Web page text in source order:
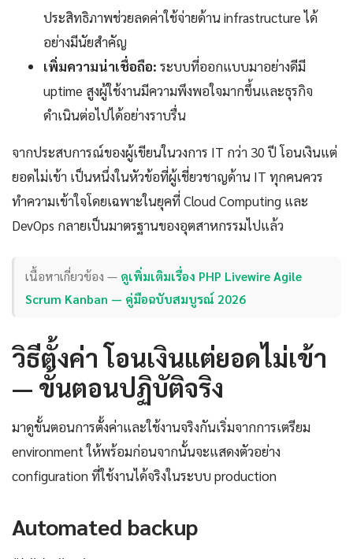
ประสิทธิภาพช่วยลดค่าใช้จ่ายด้าน infrastructure ได้
อย่างมีนัยสำคัญ
เพิ่มความน่าเชื่อถือ: ระบบที่ออกแบบมาอย่างดีมี
uptime สูงผู้ใช้งานมีความพึงพอใจมากขึ้นและธุรกิจ
ดำเนินต่อไปได้อย่างราบรื่น
จากประสบการณ์ของผู้เขียนในวงการ IT กว่า 30 ปี โอนเงินแต่
ยอดไม่เข้า เป็นหนึ่งในหัวข้อที่ผู้เชี่ยวชาญด้าน IT ทุกคนควร
ทำความเข้าใจโดยเฉพาะในยุคที่ Cloud Computing และ
DevOps กลายเป็นมาตรฐานของอุตสาหกรรมไปแล้ว
เนื้อหาเกี่ยวข้อง — ดูเพิ่มเติมเรื่อง PHP Livewire Agile
Scrum Kanban — คู่มือฉบับสมบูรณ์ 2026
วิธีตั้งค่า โอนเงินแต่ยอดไม่เข้า
— ขั้นตอนปฏิบัติจริง
มาดูขั้นตอนการตั้งค่าและใช้งานจริงกันเริ่มจากการเตรียม
environment ให้พร้อมก่อนจากนั้นจะแสดงตัวอย่าง
configuration ที่ใช้งานได้จริงในระบบ production
Automated backup